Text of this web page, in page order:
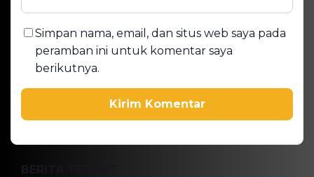
Simpan nama, email, dan situs web saya pada
peramban ini untuk komentar saya
berikutnya.
BERITA TERKAIT